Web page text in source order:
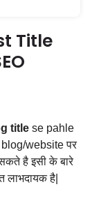
Title
title se pahle
website पर
है इसी के बारे
लाभदायक है|